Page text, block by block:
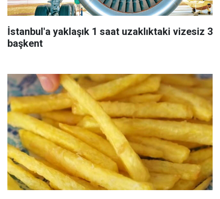
İstanbul'a yaklaşık 1 saat uzaklıktaki vizesiz 3
başkent